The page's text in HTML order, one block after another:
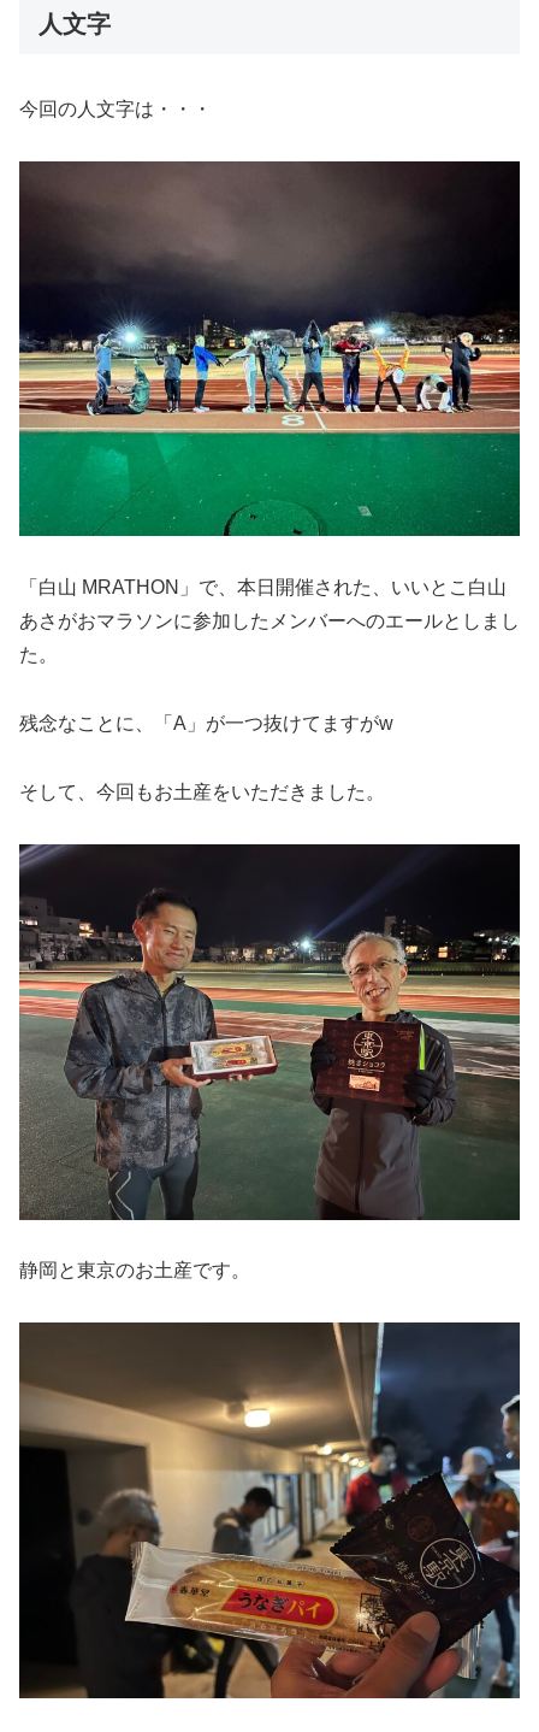
人文字
今回の人文字は・・・
「白山 MRATHON」で、本日開催された、いいとこ白山
あさがおマラソンに参加したメンバーへのエールとしまし
た。
残念なことに、「A」が一つ抜けてますがw
そして、今回もお土産をいただきました。
静岡と東京のお土産です。